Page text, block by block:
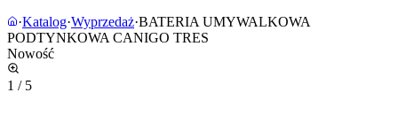
·Katalog·Wyprzedaż·BATERIA UMYWALKOWA
PODTYNKOWA CANIGO TRES
Nowość
1 / 5